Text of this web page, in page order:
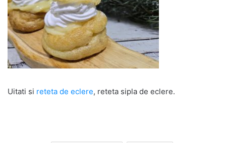
Uitati si reteta de eclere, reteta sipla de eclere.